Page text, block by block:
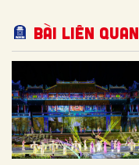
Bài liên quan